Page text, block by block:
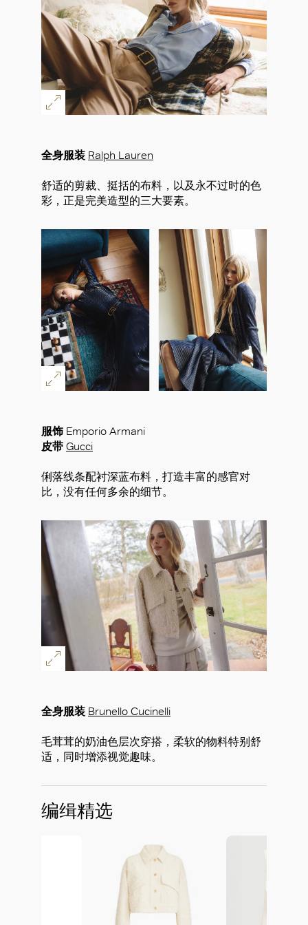
全身服装 Ralph Lauren
舒适的剪裁、挺括的布料，以及永不过时的色
彩，正是完美造型的三大要素。
服饰 Emporio Armani
皮带 Gucci
俐落线条配衬深蓝布料，打造丰富的感官对
比，没有任何多余的细节。
全身服装 Brunello Cucinelli
毛茸茸的奶油色层次穿搭，柔软的物料特别舒
适，同时增添视觉趣味。
编缉精选